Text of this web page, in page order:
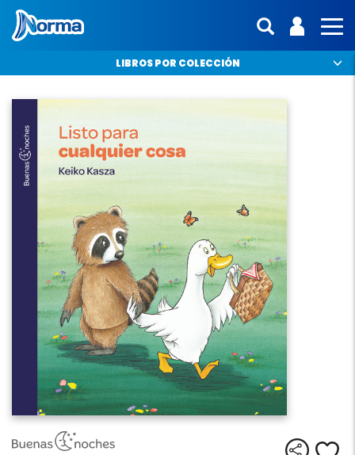
ENTRA |
LIBROS POR COLECCIÓN